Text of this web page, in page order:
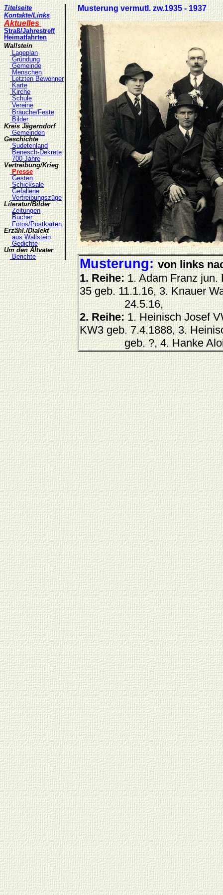
Titelseite
Kontakte/Links
Aktuelles
Straß/Jahrestreff
Heimatfahrten
Wallstein
Lageplan
Gründung
Gemeinde
Menschen
Letzten Bewohner
Karte
Kirche
Schule
Vereine
Bräuche/Feste
Bilder
Kreis Jägerndorf
Gemeinden
Geschichte
Sudetenland
Benesch-Dekrete
700 Jahre
Vertreibung/Krieg
Presse
Gesten
Schicksale
Gefallene
Vertreibungszüge
Literatur/Bilder
Zeitungen
Bücher
Fotos/Postkarten
Erzähl./Dialekt
aus Wallstein
Gedichte
Um den Altvater
Berichte
Musterung vermutl. zw.1935 - 1937
Musterung:von links
1. Reihe:1. Adam Franz jun.
35 geb. 11.1.16, 3. Knauer
24.5.16,
2. Reihe:1. Heinisch Josef
KW3 geb. 7.4.1888, 3.
geb. ?, 4. Hanke Alois